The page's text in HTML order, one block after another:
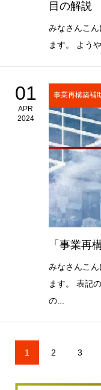
目の解説
みなさんこ
ます。 よう
01
APR
2024
事業再構築補
「事業再
みなさんこ
ます。 表記
の...
1 2 3